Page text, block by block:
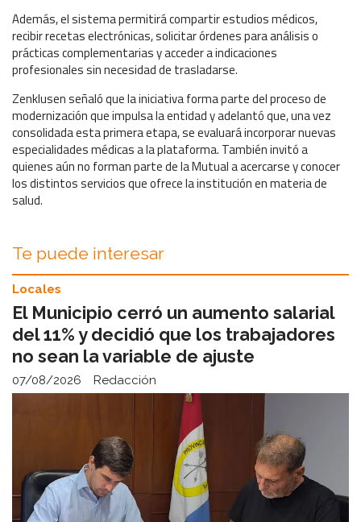
Además, el sistema permitirá compartir estudios médicos,
recibir recetas electrónicas, solicitar órdenes para análisis o
prácticas complementarias y acceder a indicaciones
profesionales sin necesidad de trasladarse.
Zenklusen señaló que la iniciativa forma parte del proceso de
modernización que impulsa la entidad y adelantó que, una vez
consolidada esta primera etapa, se evaluará incorporar nuevas
especialidades médicas a la plataforma. También invitó a
quienes aún no forman parte de la Mutual a acercarse y conocer
los distintos servicios que ofrece la institución en materia de
salud.
Te puede interesar
El Municipio cerró un aumento salarial
del 11% y decidió que los trabajadores
no sean la variable de ajuste
Redacción
Locales
07/08/2026